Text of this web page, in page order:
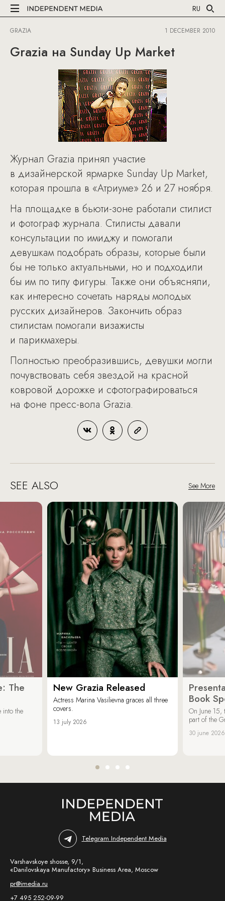
RU
GRAZIA 1 DECEMBER 2010
Grazia на Sunday Up Market
Журнал Grazia принял участие
в дизайнерской ярмарке Sunday Up Market,
которая прошла в «Атриуме» 26 и 27 ноября.
На площадке в бьюти-зоне работали стилист
и фотограф журнала. Стилисты давали
консультации по имиджу и помогали
девушкам подобрать образы, которые были
бы не только актуальными, но и подходили
бы им по типу фигуры. Также они объясняли,
как интересно сочетать наряды молодых
русских дизайнеров. Закончить образ
стилистам помогали визажисты
и парикмахеры.
Полностью преобразившись, девушки могли
почувствовать себя звездой на красной
ковровой дорожке и сфотографироваться
на фоне пресс-вола Grazia.
SEE ALSO See More
The
into the
New Grazia Released
Actress Marina Vasilievna graces all three
covers.
13 july 2026
Book
On June 15,
part of the
30 june 2026
Telegram Independent Media
Varshavskoye shosse, 9/1,
«Danilovskaya Manufactory» Business Area, Moscow
pr@imedia.ru
+7 495 252-09-99